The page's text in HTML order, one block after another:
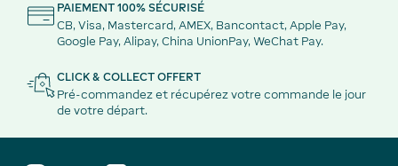
PAIEMENT 100% SÉCURISÉ
CB, Visa, Mastercard, AMEX, Bancontact, Apple Pay,
Google Pay, Alipay, China UnionPay, WeChat Pay.
CLICK & COLLECT OFFERT
Pré-commandez et récupérez votre commande le jour
de votre départ.